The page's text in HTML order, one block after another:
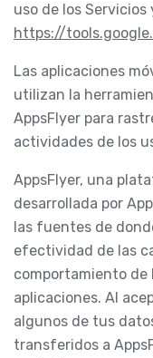
uso de los Servicios
https://
Las aplicaciones
utilizan la
AppsFlyer para
actividades de los
AppsFlyer, una
desarrollada por
las fuentes de
efectividad de las
comportamiento de
aplicaciones. Al
algunos de tus
transferidos a